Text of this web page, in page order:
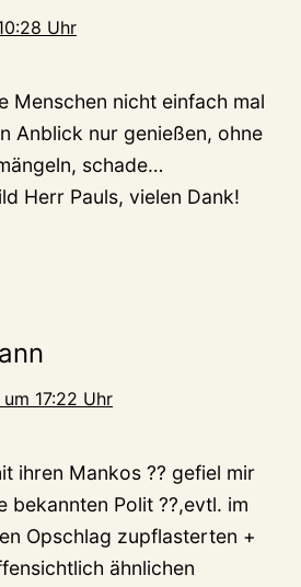
Uhr
Menschen nicht einfach mal
Anblick nur genießen, ohne
schade…
Herr Pauls, vielen Dank!
17:22 Uhr
ihren Mankos ?? gefiel mir
bekannten Polit ??,evtl. im
Opschlag zupflasterten +
ähnlichen